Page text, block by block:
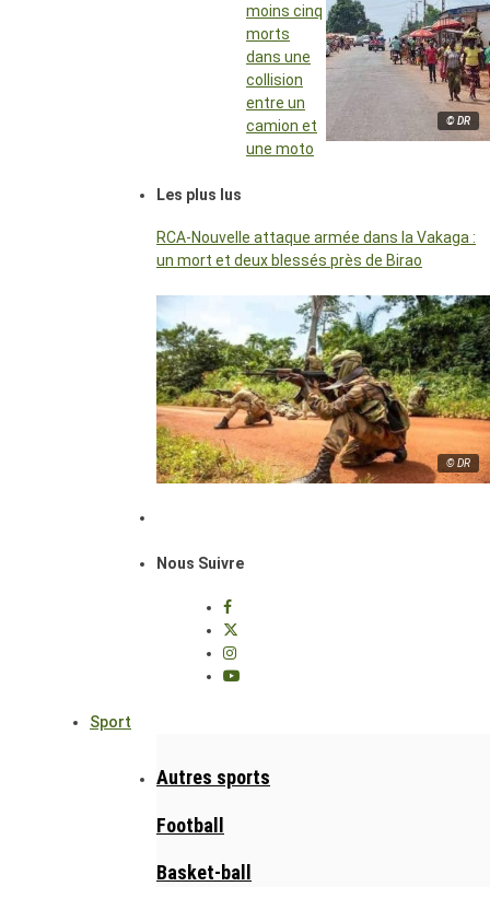
© DR
moins cinq
morts
dans une
collision
entre un
camion et
une moto
Les plus lus
RCA-Nouvelle attaque armée dans la Vakaga :
un mort et deux blessés près de Birao
© DR
Nous Suivre
Sport
Autres sports
Football
Basket-ball